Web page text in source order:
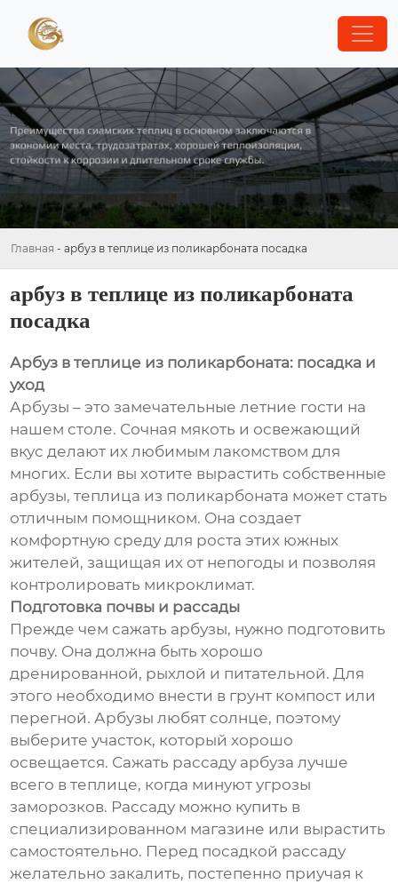
Главная - арбуз в теплице из поликарбоната посадка
арбуз в теплице из поликарбоната
посадка
Арбуз в теплице из поликарбоната: посадка и
уход
Арбузы – это замечательные летние гости на
нашем столе. Сочная мякоть и освежающий
вкус делают их любимым лакомством для
многих. Если вы хотите вырастить собственные
арбузы, теплица из поликарбоната может стать
отличным помощником. Она создает
комфортную среду для роста этих южных
жителей, защищая их от непогоды и позволяя
контролировать микроклимат.
Подготовка почвы и рассады
Прежде чем сажать арбузы, нужно подготовить
почву. Она должна быть хорошо
дренированной, рыхлой и питательной. Для
этого необходимо внести в грунт компост или
перегной. Арбузы любят солнце, поэтому
выберите участок, который хорошо
освещается. Сажать рассаду арбуза лучше
всего в теплице, когда минуют угрозы
заморозков. Рассаду можно купить в
специализированном магазине или вырастить
самостоятельно. Перед посадкой рассаду
желательно закалить, постепенно приучая к